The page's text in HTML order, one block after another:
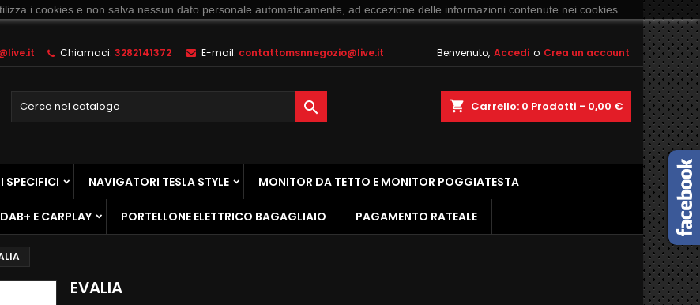
Chiamaci: 3282141372 E-mail: contattomsnnegozio@live.it Benvenuto, Accedi o Crea un account
shopping_cart Carrello: 0 Prodotti - 0,00 €

SPECIFICI NAVIGATORI TESLA STYLE MONITOR DA TETTO E MONITOR POGGIATESTA
E CARPLAY PORTELLONE ELETTRICO BAGAGLIAIO PAGAMENTO RATEALE
EVALIA
i cookies e non salva nessun dato personale automaticamente, ad eccezione delle informazioni contenute nei cookies.